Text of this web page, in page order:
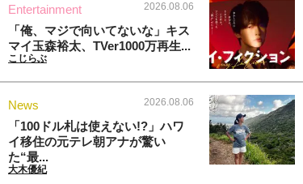
Entertainment 2026.08.06
「俺、マジで向いてないな」キス
マイ玉森裕太、TVer1000万再生...
こじらぶ
News 2026.08.06
「100ドル札は使えない!?」ハワ
イ移住の元テレ朝アナが驚い
た“最...
大木優紀